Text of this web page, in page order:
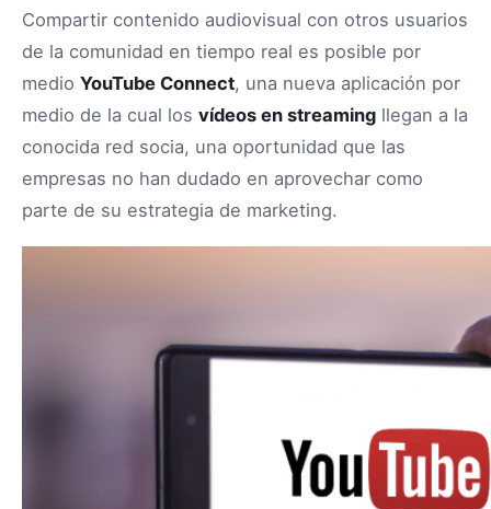
Compartir contenido audiovisual con otros usuarios
de la comunidad en tiempo real es posible por
medio YouTube Connect, una nueva aplicación por
medio de la cual los vídeos en streaming llegan a la
conocida red socia, una oportunidad que las
empresas no han dudado en aprovechar como
parte de su estrategia de marketing.